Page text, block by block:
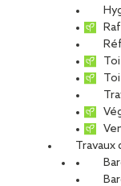
Travaux
30 mars 2022